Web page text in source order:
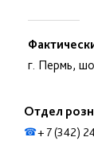
г. Пермь,
Отдел
☎+ 7 (342)